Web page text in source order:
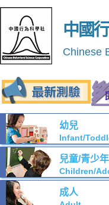
中國
Chinese
幼兒
Infant/
兒童/青少年
Children/
成人